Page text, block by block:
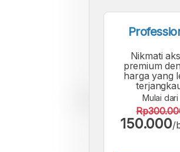
Nikmati
premium
harga yang
Mulai dari
150.000/